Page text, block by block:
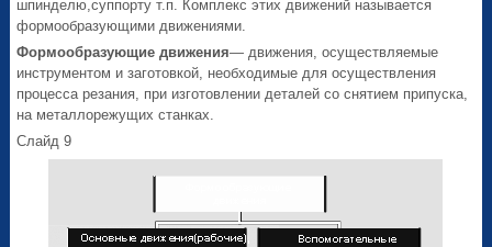
шпинделю,суппорту т.п. Комплекс этих движений называется
формообразующими движениями.
Формообразующие движения— движения, осуществляемые
инструментом и заготовкой, необходимые для осуществления
процесса резания, при изготовлении деталей со снятием припуска,
на металлорежущих станках.
Слайд 9